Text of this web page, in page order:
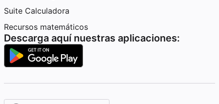
Suite Calculadora
Recursos matemáticos
Descarga aquí nuestras aplicaciones: